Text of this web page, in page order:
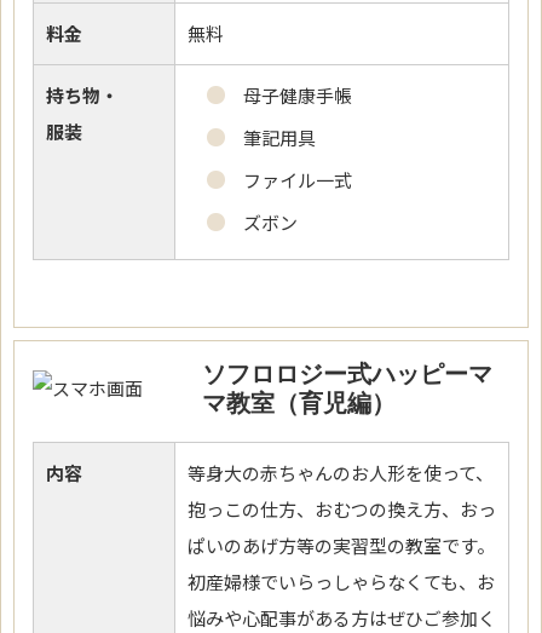
料金 無料
持ち物・
服装
母子健康手帳
筆記用具
ファイル一式
ズボン
ソフロロジー式ハッピーマ
マ教室（育児編）
内容
等身大の赤ちゃんのお人形を使って、
抱っこの仕方、おむつの換え方、おっ
ぱいのあげ方等の実習型の教室です。
初産婦様でいらっしゃらなくても、お
悩みや心配事がある方はぜひご参加く